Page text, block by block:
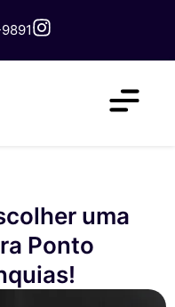
uma
Ponto